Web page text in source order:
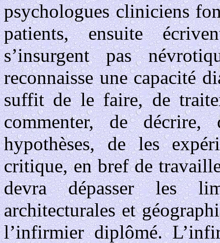
psychologues cliniciens
patients, ensuite
s’insurgent pas
reconnaisse une capacité
suffit de le faire, de
commenter, de
hypothèses, de les
critique, en bref de
devra dépasser les
architecturales et
l’infirmier diplômé.